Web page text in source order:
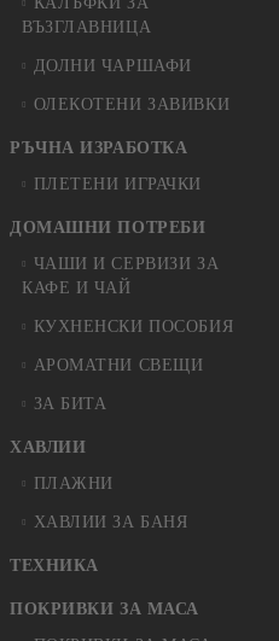
ВЪЗГЛАВНИЦА
ДОЛНИ ЧАРШАФИ
ОЛЕКОТЕНИ ЗАВИВКИ
РЪЧНА ИЗРАБОТКА
ПЛЕТЕНИ ИГРАЧКИ
ДОМАШНИ ПОТРЕБИ
ЧАШИ И СЕРВИЗИ ЗА
КАФЕ И ЧАЙ
КУХНЕНСКИ ПОСОБИЯ
АРОМАТНИ СВЕЩИ
ЗА БИТА
ХАВЛИИ
ПЛАЖНИ
ХАВЛИИ ЗА БАНЯ
ТЕХНИКА
ПОКРИВКИ ЗА МАСА